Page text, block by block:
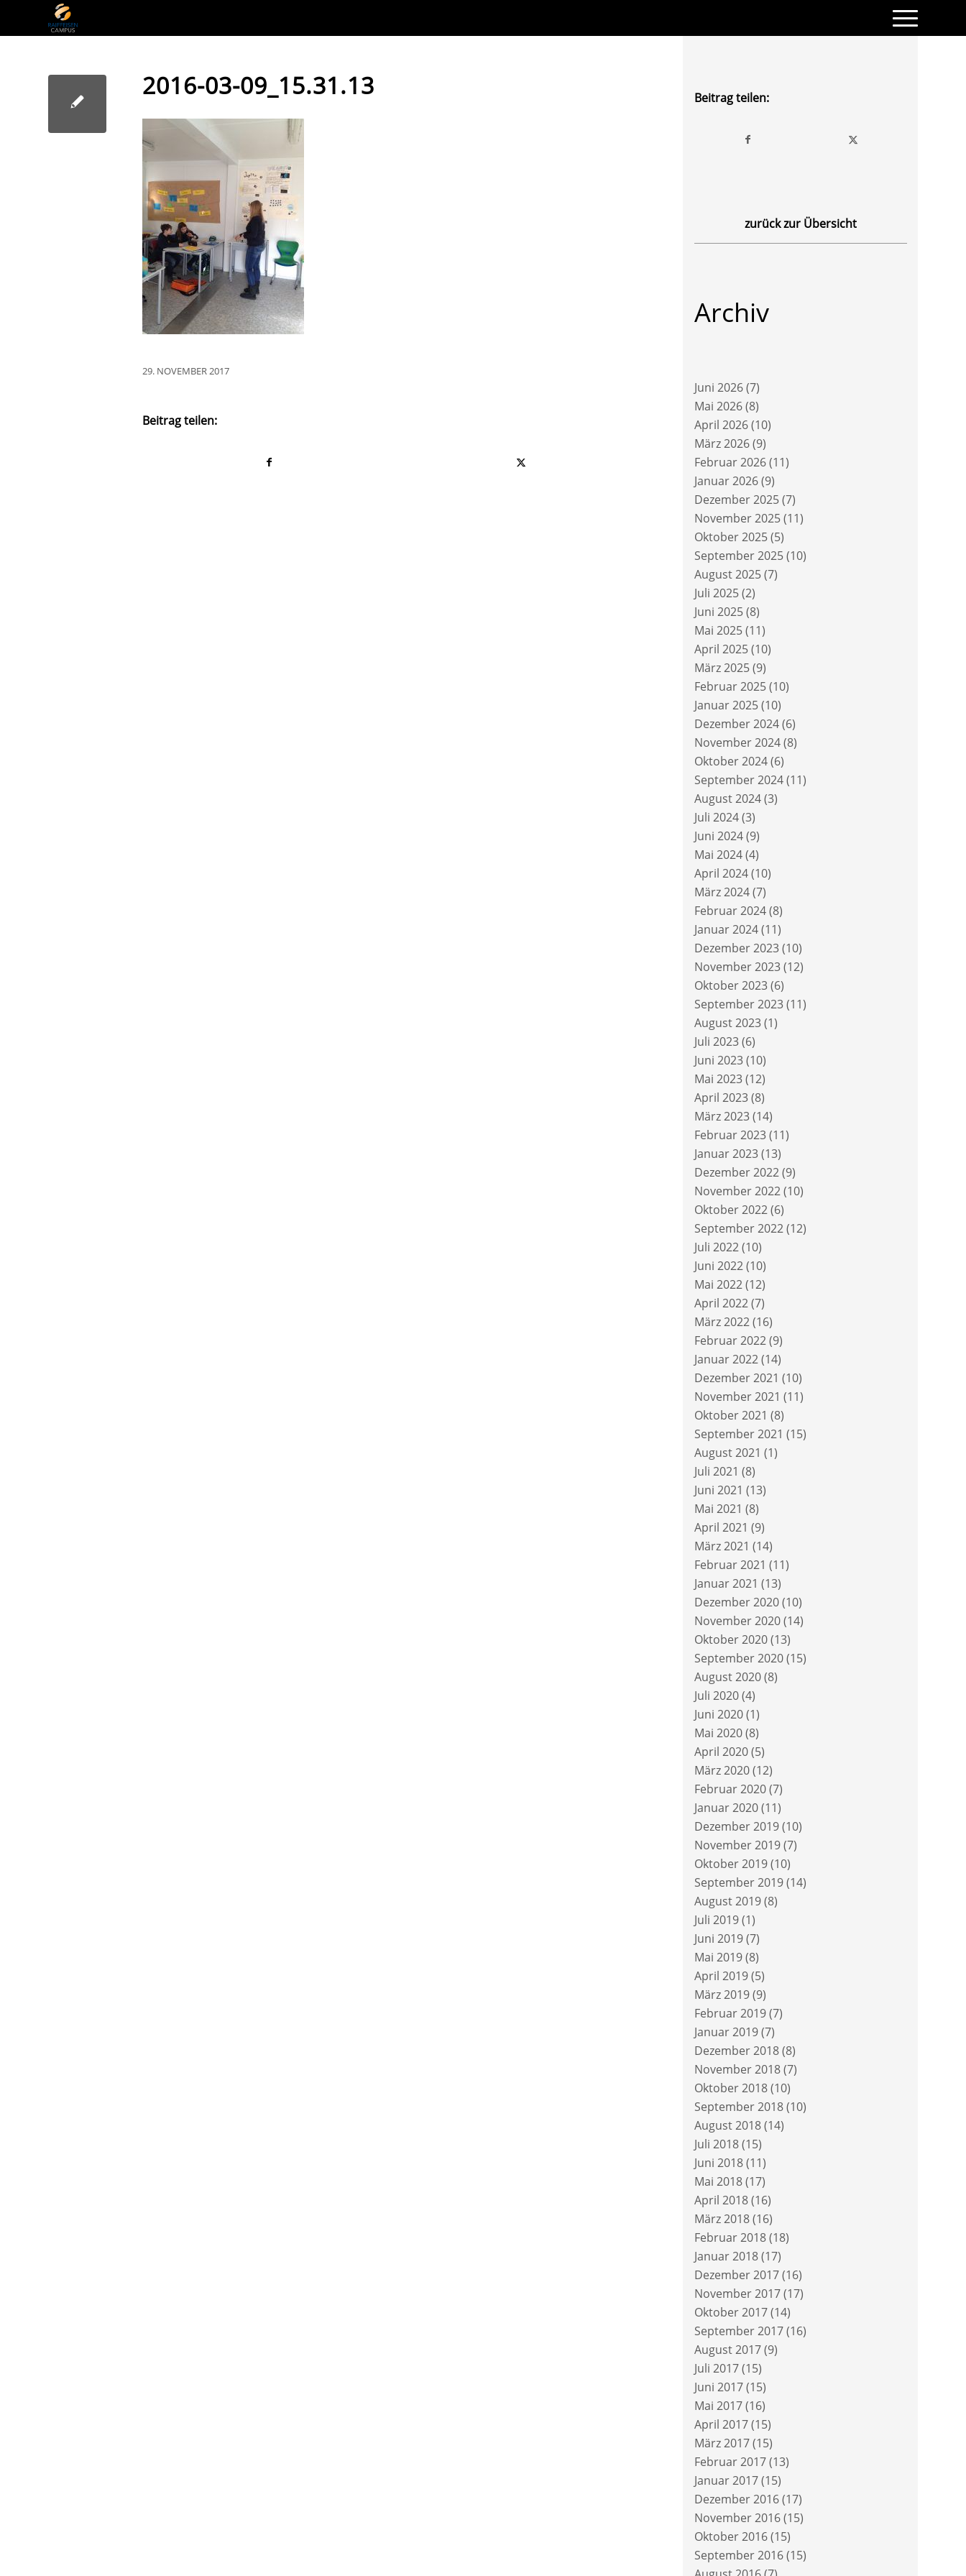
2016-03-09_15.31.13
29. NOVEMBER 2017
Beitrag teilen:
Beitrag teilen:
zurück zur Übersicht
Archiv
Juni 2026(7)
Mai 2026(8)
April 2026(10)
März 2026(9)
Februar 2026(11)
Januar 2026(9)
Dezember 2025(7)
November 2025(11)
Oktober 2025(5)
September 2025(10)
August 2025(7)
Juli 2025(2)
Juni 2025(8)
Mai 2025(11)
April 2025(10)
März 2025(9)
Februar 2025(10)
Januar 2025(10)
Dezember 2024(6)
November 2024(8)
Oktober 2024(6)
September 2024(11)
August 2024(3)
Juli 2024(3)
Juni 2024(9)
Mai 2024(4)
April 2024(10)
März 2024(7)
Februar 2024(8)
Januar 2024(11)
Dezember 2023(10)
November 2023(12)
Oktober 2023(6)
September 2023(11)
August 2023(1)
Juli 2023(6)
Juni 2023(10)
Mai 2023(12)
April 2023(8)
März 2023(14)
Februar 2023(11)
Januar 2023(13)
Dezember 2022(9)
November 2022(10)
Oktober 2022(6)
September 2022(12)
Juli 2022(10)
Juni 2022(10)
Mai 2022(12)
April 2022(7)
März 2022(16)
Februar 2022(9)
Januar 2022(14)
Dezember 2021 (10)
November 2021 (11)
Oktober 2021 (8)
September 2021 (15)
August 2021 (1)
Juli 2021 (8)
Juni 2021 (13)
Mai 2021 (8)
April 2021 (9)
März 2021 (14)
Februar 2021 (11)
Januar 2021 (13)
Dezember 2020(10)
November 2020(14)
Oktober 2020(13)
September 2020(15)
August 2020(8)
Juli 2020(4)
Juni 2020(1)
Mai 2020(8)
April 2020(5)
März 2020(12)
Februar 2020(7)
Januar 2020(11)
Dezember 2019(10)
November 2019(7)
Oktober 2019(10)
September 2019(14)
August 2019(8)
Juli 2019(1)
Juni 2019(7)
Mai 2019(8)
April 2019(5)
März 2019(9)
Februar 2019(7)
Januar 2019(7)
Dezember 2018(8)
November 2018(7)
Oktober 2018(10)
September 2018(10)
August 2018(14)
Juli 2018(15)
Juni 2018(11)
Mai 2018(17)
April 2018(16)
März 2018(16)
Februar 2018(18)
Januar 2018(17)
Dezember 2017(16)
November 2017(17)
Oktober 2017(14)
September 2017(16)
August 2017(9)
Juli 2017(15)
Juni 2017(15)
Mai 2017(16)
April 2017(15)
März 2017(15)
Februar 2017(13)
Januar 2017(15)
Dezember 2016(17)
November 2016(15)
Oktober 2016(15)
September 2016(15)